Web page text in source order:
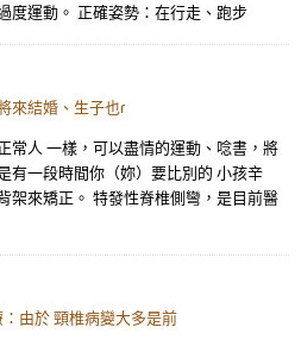
度運動。 正確姿勢：在行走、跑步
來結婚、生子也ɾ
常人 一樣，可以盡情的運動、唸書，將
有一段時間你（妳）要比別的 小孩辛
架來矯正。 特發性脊椎側彎，是目前醫
由於 頸椎病變大多是前